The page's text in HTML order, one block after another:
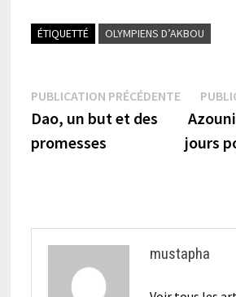
ÉTIQUETTÉ OLYMPIENS D’AKBOU
Navigation
de
l’article
PUBLICATION PRÉCÉDENTE
Dao, un but et des
promesses
jours
mustapha